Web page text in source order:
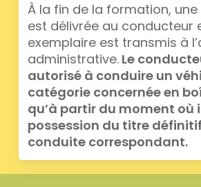
À la fin de la formation,
est délivrée au conducteur
exemplaire est transmis à
administrative. Le
autorisé à conduire un
catégorie concernée en
qu’à partir du moment où
possession du titre
conduite correspondant.